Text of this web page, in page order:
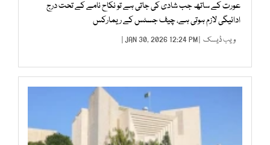
عورت کے ساتھ جب شادی کی جاتی ہے تو نکاح نامے کے تحت درج
ادائیگی لازم ہوتی ہے، چیف جسٹس کے ریمارکس
ویب ڈیسک | JAN 30, 2026 12:24 PM |